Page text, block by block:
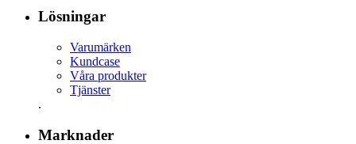
Lösningar
Varumärken
Kundcase
Våra produkter
Tjänster
.
Marknader